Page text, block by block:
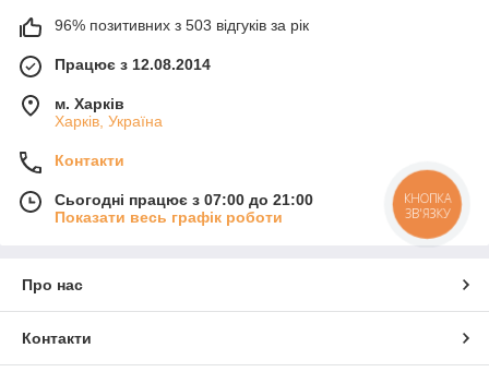
96% позитивних з 503 відгуків за рік
Працює з 12.08.2014
м. Харків
Харків, Україна
Контакти
Сьогодні працює з 07:00 до 21:00
Показати весь графік роботи
Про нас
Контакти
КНОПКА
ЗВ'ЯЗКУ